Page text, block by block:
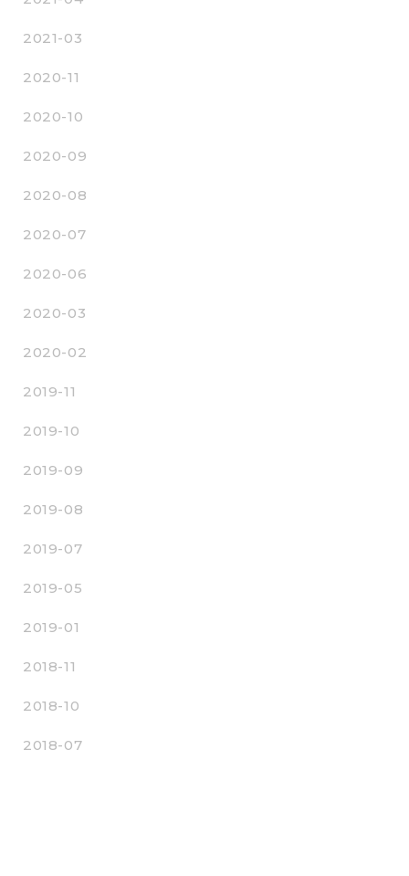
2021-03
2020-11
2020-10
2020-09
2020-08
2020-07
2020-06
2020-03
2020-02
2019-11
2019-10
2019-09
2019-08
2019-07
2019-05
2019-01
2018-11
2018-10
2018-07